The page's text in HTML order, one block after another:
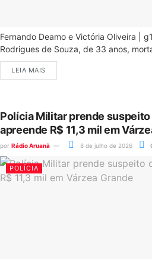
Fernando Deamo e Victória Oliveira |
Rodrigues de Souza, de 33 anos,
LEIA MAIS
Polícia Militar prende
apreende R$ 11,3 mil em
por Rádio Aruanã 8 de julho de 2026
POLÍCIA